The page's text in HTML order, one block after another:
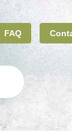
FAQ